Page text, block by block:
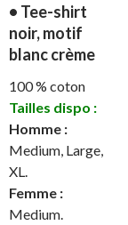
• Tee-shirt
noir, motif
blanc crème
100 % coton
Tailles dispo :
Homme :
Medium, Large,
XL.
Femme :
Medium.